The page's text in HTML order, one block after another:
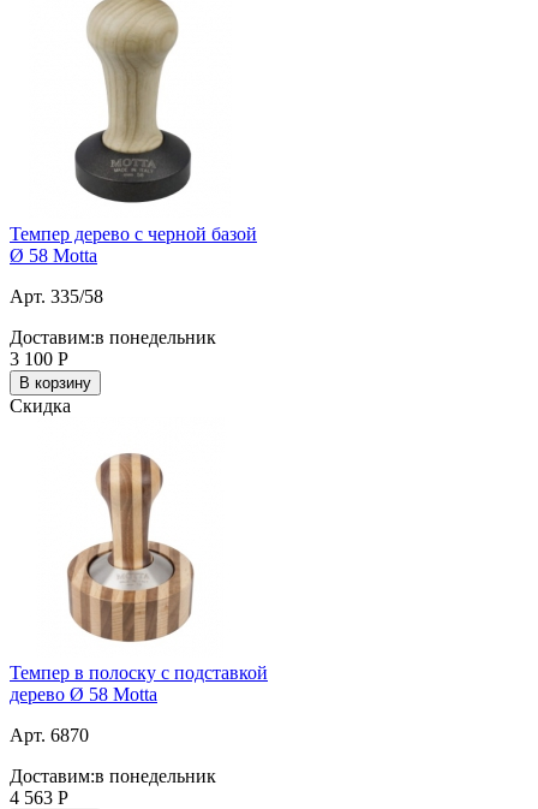
Темпер дерево с черной базой
Ø 58 Motta
Арт. 335/58
Доставим:в понедельник
3 100 Р
В корзину
Скидка
Темпер в полоску с подставкой
дерево Ø 58 Motta
Арт. 6870
Доставим:в понедельник
4 563 Р